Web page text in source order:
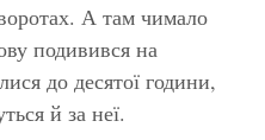
А там чимало
подивився на
до десятої години,
й за неї.